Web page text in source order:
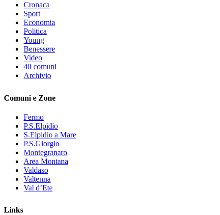
Cronaca
Sport
Economia
Politica
Young
Benessere
Video
40 comuni
Archivio
Comuni e Zone
Fermo
P.S.Elpidio
S.Elpidio a Mare
P.S.Giorgio
Montegranaro
Area Montana
Valdaso
Valtenna
Val d’Ete
Links